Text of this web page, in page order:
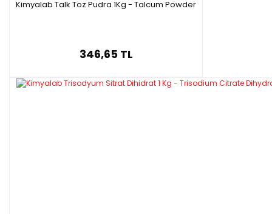
Kimyalab Talk Toz Pudra 1Kg - Talcum Powder
346,65 TL